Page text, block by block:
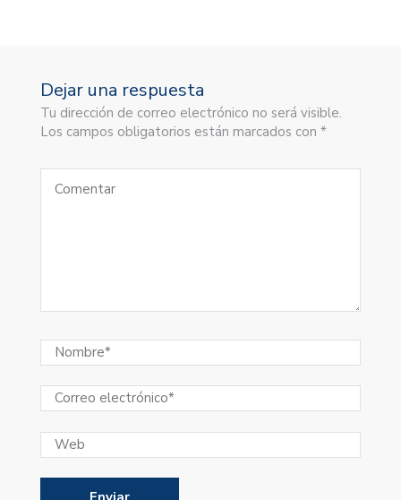
Dejar una respuesta
Tu dirección de correo electrónico no será visible.
Los campos obligatorios están marcados con *